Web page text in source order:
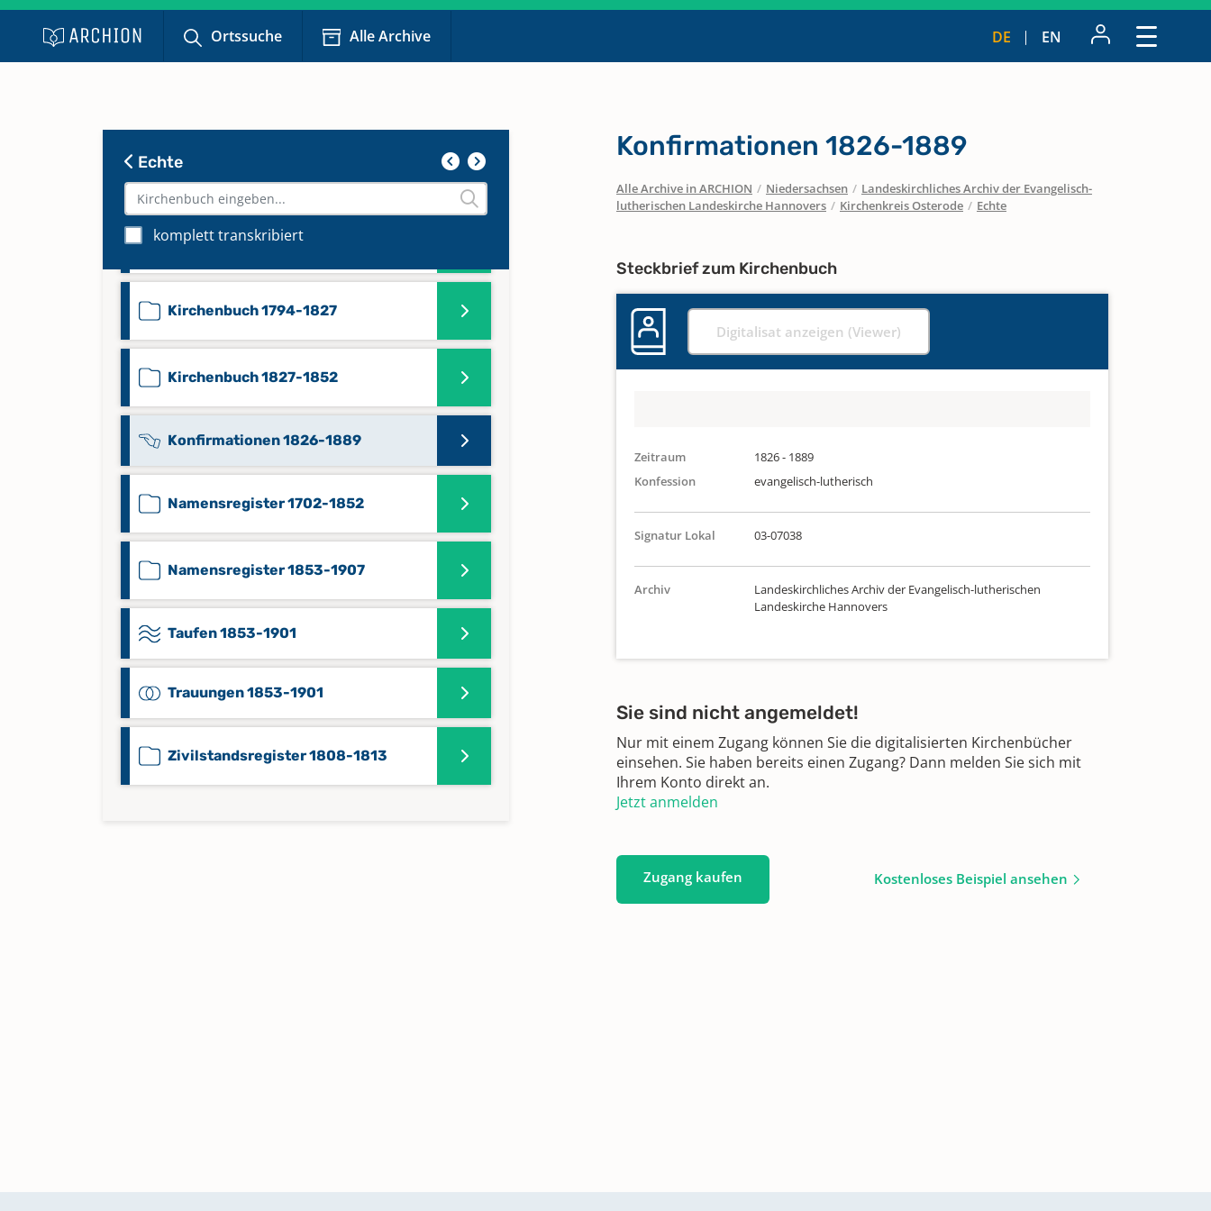
Ortssuche Alle Archive DE EN
Echte
komplett transkribiert
Familienbuch 1635-1900
Kirchenbuch 1749-1793
Kirchenbuch 1794-1827
Kirchenbuch 1827-1852
Konfirmationen 1826-1889
Namensregister 1702-1852
Namensregister 1853-1907
Taufen 1853-1901
Trauungen 1853-1901
Zivilstandsregister 1808-1813
Konfirmationen 1826-1889
Alle Archive in ARCHION / Niedersachsen / Landeskirchliches Archiv der Evangelisch-
lutherischen Landeskirche Hannovers / Kirchenkreis Osterode / Echte
Steckbrief zum Kirchenbuch
Digitalisat anzeigen (Viewer)
Zeitraum
1826 - 1889
Konfession
evangelisch-lutherisch
Signatur Lokal 03-07038
Archiv
Landeskirchliches Archiv der Evangelisch-lutherischen
Landeskirche Hannovers
Sie sind nicht angemeldet!
Nur mit einem Zugang können Sie die digitalisierten Kirchenbücher
einsehen. Sie haben bereits einen Zugang? Dann melden Sie sich mit
Ihrem Konto direkt an.
Jetzt anmelden
Zugang kaufen Kostenloses Beispiel ansehen